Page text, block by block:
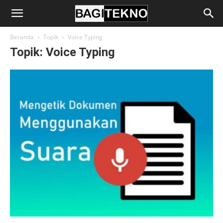
BagiTekno
Beranda Topik Voice Typing
Topik: Voice Typing